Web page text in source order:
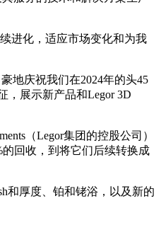
进化，适应市场变化和为我
地庆祝我们在2024年的头45
，展示新产品和Legor 3D
（Legor集团的控股公司）
回收，到将它们后续转换成
和厚度、铂和铑浴，以及新的